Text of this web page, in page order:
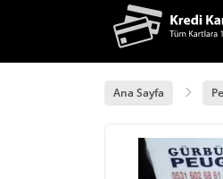
Ana Sayfa